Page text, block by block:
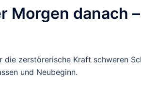
Morgen danach
zerstörerische Kraft schweren
und Neubeginn.